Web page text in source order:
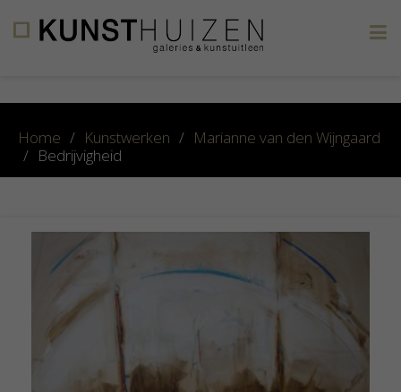
Home / Kunstwerken / Marianne van den Wijngaard
/ Bedrijvigheid